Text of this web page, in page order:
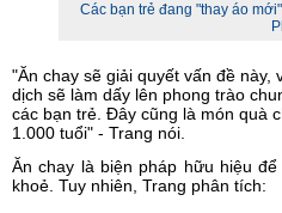
Các bạn trẻ đang "thay áo
"Ăn chay sẽ giải quyết vấn đề
dịch sẽ làm dấy lên phong trào
các bạn trẻ. Đây cũng là món quà
1.000 tuổi" - Trang nói.
Ăn chay là biện pháp hữu hiệu
khoẻ. Tuy nhiên, Trang phân tích: